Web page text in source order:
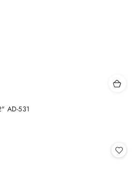
AD-531